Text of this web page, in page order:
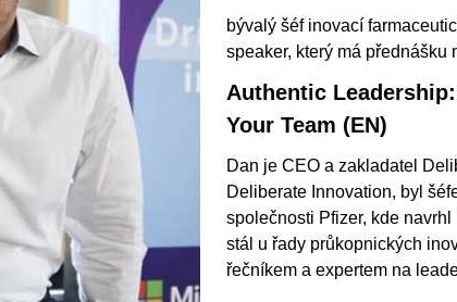
bývalý šéf inovací
speaker, který má přednášku
Authentic
Your Team (EN)
Dan je CEO a zakladatel
Deliberate Innovation, byl
společnosti Pfizer, kde
stál u řady průkopnických
řečníkem a expertem na